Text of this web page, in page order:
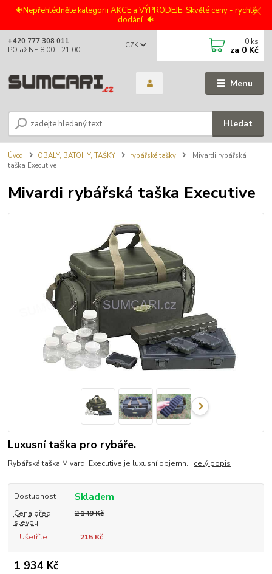
🐠Nepřehlédněte kategorii AKCE a VÝPRODEJE. Skvělé ceny - rychlé
dodání. 🐠
Menu
CZK
Hledat
+420 777 308 011
PO až NE 8:00 - 21:00
0 ks
za 0 Kč
Úvod OBALY, BATOHY, TAŠKY rybářské tašky
Mivardi rybářská
taška Executive
Mivardi rybářská taška Executive
Luxusní taška pro rybáře.
Rybářská taška Mivardi Executive je luxusní objemn... celý popis
Dostupnost Skladem
Cena před
slevou
2 149 Kč
Ušetříte 215 Kč
1 934 Kč